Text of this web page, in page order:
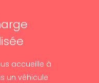
accueille à
un véhicule